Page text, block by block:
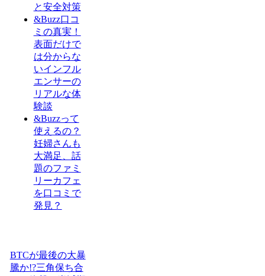
と安全対策
&Buzz口コ
ミの真実！
表面だけで
は分からな
いインフル
エンサーの
リアルな体
験談
&Buzzって
使えるの？
妊婦さんも
大満足、話
題のファミ
リーカフェ
を口コミで
発見？
BTCが最後の大暴
騰か!?三角保ち合